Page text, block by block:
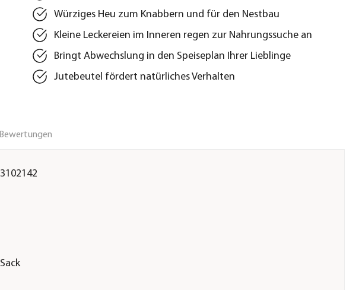
Würziges Heu zum Knabbern und für den Nestbau
Kleine Leckereien im Inneren regen zur Nahrungssuche an
Bringt Abwechslung in den Speiseplan Ihrer Lieblinge
Jutebeutel fördert natürliches Verhalten
Bewertungen
3102142
Sack